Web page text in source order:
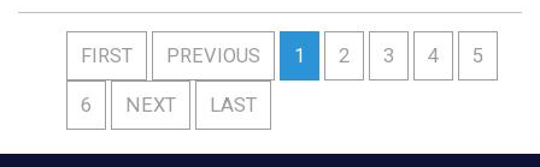
FIRST PREVIOUS 1 2 3 4 5
6 NEXT LAST